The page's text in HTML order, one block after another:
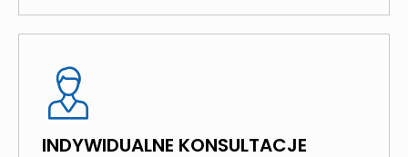
INDYWIDUALNE KONSULTACJE